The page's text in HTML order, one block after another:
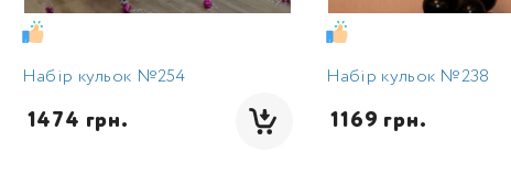
Набір кульок №254
1474 грн.
Набір кульок №238
1169 грн.